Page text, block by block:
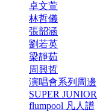
卓文萱
林哲儀
張韶涵
劉若英
梁靜茹
周興哲
演唱會系列周邊
SUPER JUNIOR
flumpool 凡人譜